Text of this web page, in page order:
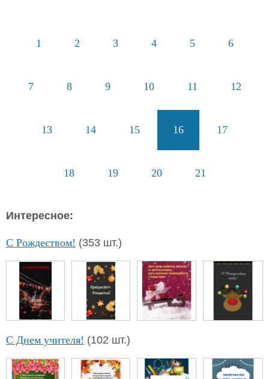
1 2 3 4 5 6
7 8 9 10 11 12
13 14 15 16 17
18 19 20 21
Интересное:
С Рождеством! (353 шт.)
С Днем учителя! (102 шт.)